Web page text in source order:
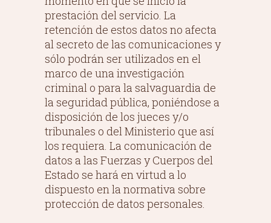
prestación del servicio. La
retención de estos datos no afecta
al secreto de las comunicaciones y
sólo podrán ser utilizados en el
marco de una investigación
criminal o para la salvaguardia de
la seguridad pública, poniéndose a
disposición de los jueces y/o
tribunales o del Ministerio que así
los requiera. La comunicación de
datos a las Fuerzas y Cuerpos del
Estado se hará en virtud a lo
dispuesto en la normativa sobre
protección de datos personales.